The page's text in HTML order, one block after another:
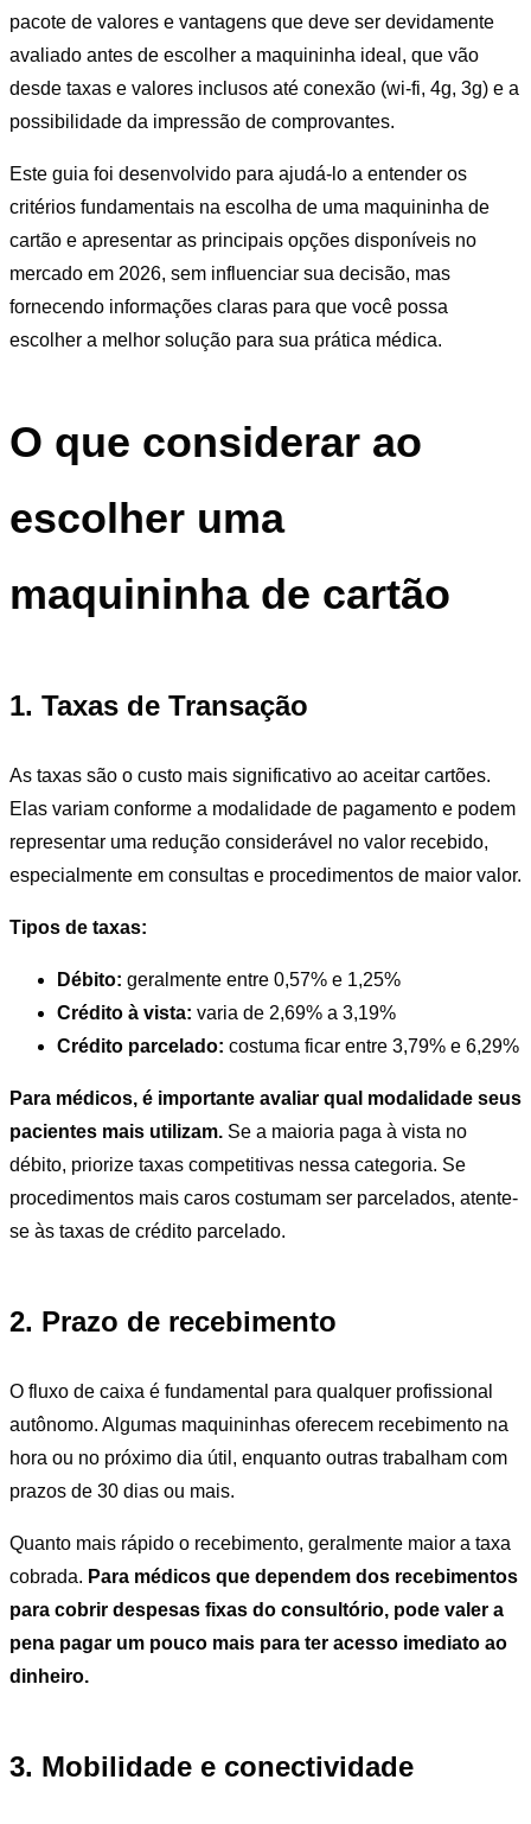
pacote de valores e vantagens que deve ser devidamente
avaliado antes de escolher a maquininha ideal, que vão
desde taxas e valores inclusos até conexão (wi-fi, 4g, 3g) e a
possibilidade da impressão de comprovantes.
Este guia foi desenvolvido para ajudá-lo a entender os
critérios fundamentais na escolha de uma maquininha de
cartão e apresentar as principais opções disponíveis no
mercado em 2026, sem influenciar sua decisão, mas
fornecendo informações claras para que você possa
escolher a melhor solução para sua prática médica.
O que considerar ao
escolher uma
maquininha de cartão
1. Taxas de Transação
As taxas são o custo mais significativo ao aceitar cartões.
Elas variam conforme a modalidade de pagamento e podem
representar uma redução considerável no valor recebido,
especialmente em consultas e procedimentos de maior valor.
Tipos de taxas:
Débito: geralmente entre 0,57% e 1,25%
Crédito à vista: varia de 2,69% a 3,19%
Crédito parcelado: costuma ficar entre 3,79% e 6,29%
Para médicos, é importante avaliar qual modalidade seus
pacientes mais utilizam. Se a maioria paga à vista no
débito, priorize taxas competitivas nessa categoria. Se
procedimentos mais caros costumam ser parcelados, atente-
se às taxas de crédito parcelado.
2. Prazo de recebimento
O fluxo de caixa é fundamental para qualquer profissional
autônomo. Algumas maquininhas oferecem recebimento na
hora ou no próximo dia útil, enquanto outras trabalham com
prazos de 30 dias ou mais.
Quanto mais rápido o recebimento, geralmente maior a taxa
cobrada. Para médicos que dependem dos recebimentos
para cobrir despesas fixas do consultório, pode valer a
pena pagar um pouco mais para ter acesso imediato ao
dinheiro.
3. Mobilidade e conectividade